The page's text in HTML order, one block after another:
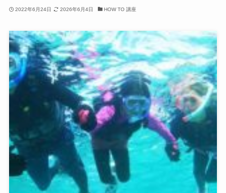
2022年6月24日 2026年6月4日 HOW TO 講座